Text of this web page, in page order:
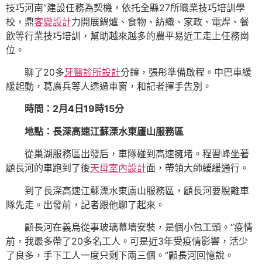
技巧河南”建設任務為契機，依托全縣27所職業技巧培訓學
校，鼎客變設計力開展鍋爐、食物、紡織、家政、電焊、餐
飲等行業技巧培訓，幫助越來越多的農平易近工走上任務崗
位。
聊了20多牙醫診所設計分鐘，張彤準備啟程。中巴車緩
緩起動，葛廣兵等人透過車窗，和記者揮手告別。
時間：2月4日19時15分
地點：長深高速江蘇溧水東廬山服務區
從巢湖服務區出發后，車隊碰到高速擁堵。程習峰坐著
顧長河的車跑到了後天母室內設計面，帶領大師緩緩通行。
到了長深高速江蘇溧水東廬山服務區，顧長河要脫離車
隊先走。出發前，記者跟他聊了起來。
顧長河在義烏從事玻璃幕墻安裝，是個小包工頭。“疫情
前，我最多帶了20多名工人。可是近3年受疫情影響，活少
了良多，手下工人一度只剩下兩三個。”顧長河回憶說。